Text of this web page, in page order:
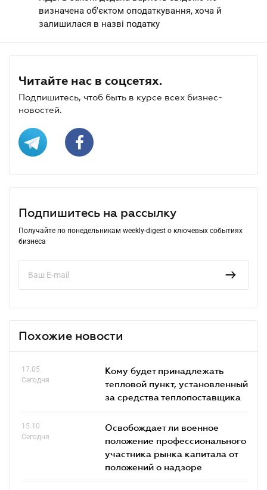
визначена об'єктом оподаткування, хоча й
залишилася в назві податку
Читайте нас в соцсетях.
Подпишитесь, чтоб быть в курсе всех бизнес-
новостей.
Подпишитесь на рассылку
Получайте по понедельникам weekly-digest о ключевых событиях
бизнеса
Похожие новости
17.05
Сегодня
Кому будет принадлежать
тепловой пункт, установленный
за средства теплопоставщика
15.10
Сегодня
Освобождает ли военное
положение профессионального
участника рынка капитала от
положений о надзоре